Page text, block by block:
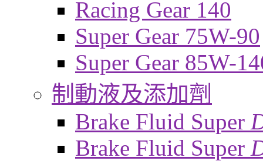
Racing Gear 140
Super Gear 75W-90
Super Gear 85W-
制動液及添加劑
Brake Fluid Super
Brake Fluid Super